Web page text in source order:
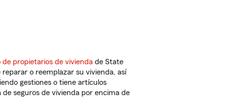
de propietarios de vivienda de State
o reemplazar su vivienda, así
gestiones o tiene artículos
seguros de vivienda por encima de